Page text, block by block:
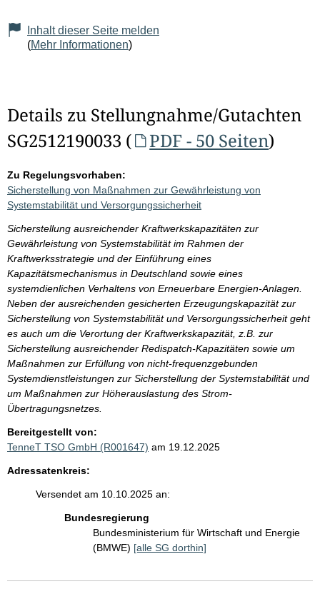
Inhalt dieser Seite melden
(Mehr Informationen)
Details zu Stellungnahme/Gutachten
SG2512190033 (
PDF - 50 Seiten)
Zu Regelungsvorhaben:
Sicherstellung von Maßnahmen zur Gewährleistung von
Systemstabilität und Versorgungssicherheit
Sicherstellung ausreichender Kraftwerkskapazitäten zur
Gewährleistung von Systemstabilität im Rahmen der
Kraftwerksstrategie und der Einführung eines
Kapazitätsmechanismus in Deutschland sowie eines
systemdienlichen Verhaltens von Erneuerbare Energien-Anlagen.
Neben der ausreichenden gesicherten Erzeugungskapazität zur
Sicherstellung von Systemstabilität und Versorgungssicherheit geht
es auch um die Verortung der Kraftwerkskapazität, z.B. zur
Sicherstellung ausreichender Redispatch-Kapazitäten sowie um
Maßnahmen zur Erfüllung von nicht-frequenzgebunden
Systemdienstleistungen zur Sicherstellung der Systemstabilität und
um Maßnahmen zur Höherauslastung des Strom-
Übertragungsnetzes.
Bereitgestellt von:
TenneT TSO GmbH (R001647) am 19.12.2025
Adressatenkreis:
Versendet am 10.10.2025 an:
Bundesregierung
Bundesministerium für Wirtschaft und Energie
(BMWE) [alle SG dorthin]